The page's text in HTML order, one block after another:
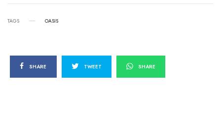
TAGS OASIS
SHARE TWEET SHARE